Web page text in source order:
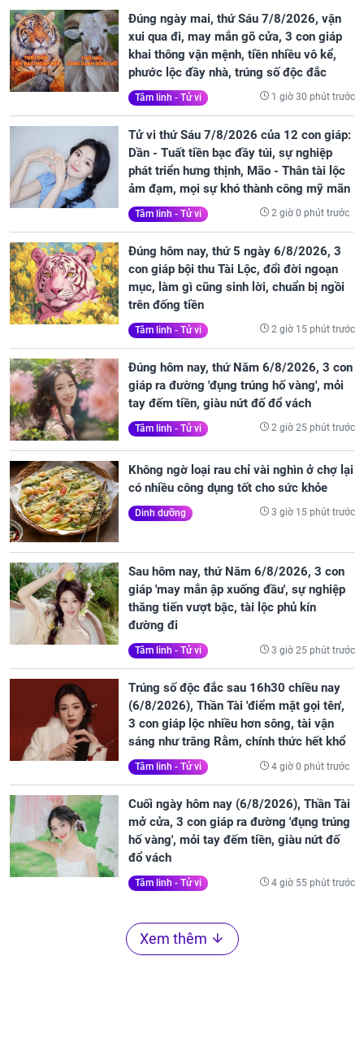
Đúng ngày mai, thứ Sáu 7/8/2026, vận
xui qua đi, may mắn gõ cửa, 3 con giáp
khai thông vận mệnh, tiền nhiều vô kể,
phước lộc đầy nhà, trúng số độc đắc
Tâm linh - Tử vi 1 giờ 30 phút trước
Tử vi thứ Sáu 7/8/2026 của 12 con giáp:
Dần - Tuất tiền bạc đầy túi, sự nghiệp
phát triển hưng thịnh, Mão - Thân tài lộc
ảm đạm, mọi sự khó thành công mỹ mãn
Tâm linh - Tử vi 2 giờ 0 phút trước
Đúng hôm nay, thứ 5 ngày 6/8/2026, 3
con giáp bội thu Tài Lộc, đổi đời ngoạn
mục, làm gì cũng sinh lời, chuẩn bị ngồi
trên đống tiền
Tâm linh - Tử vi 2 giờ 15 phút trước
Đúng hôm nay, thứ Năm 6/8/2026, 3 con
giáp ra đường 'đụng trúng hố vàng', mỏi
tay đếm tiền, giàu nứt đố đổ vách
Tâm linh - Tử vi 2 giờ 25 phút trước
Không ngờ loại rau chỉ vài nghìn ở chợ lại
có nhiều công dụng tốt cho sức khỏe
Dinh dưỡng 3 giờ 15 phút trước
Sau hôm nay, thứ Năm 6/8/2026, 3 con
giáp 'may mắn ập xuống đầu', sự nghiệp
thăng tiến vượt bậc, tài lộc phủ kín
đường đi
Tâm linh - Tử vi 3 giờ 25 phút trước
Trúng số độc đắc sau 16h30 chiều nay
(6/8/2026), Thần Tài 'điểm mặt gọi tên',
3 con giáp lộc nhiều hơn sông, tài vận
sáng như trăng Rằm, chính thức hết khổ
Tâm linh - Tử vi 4 giờ 0 phút trước
Cuối ngày hôm nay (6/8/2026), Thần Tài
mở cửa, 3 con giáp ra đường 'đụng trúng
hố vàng', mỏi tay đếm tiền, giàu nứt đố
đổ vách
Tâm linh - Tử vi 4 giờ 55 phút trước
Xem thêm